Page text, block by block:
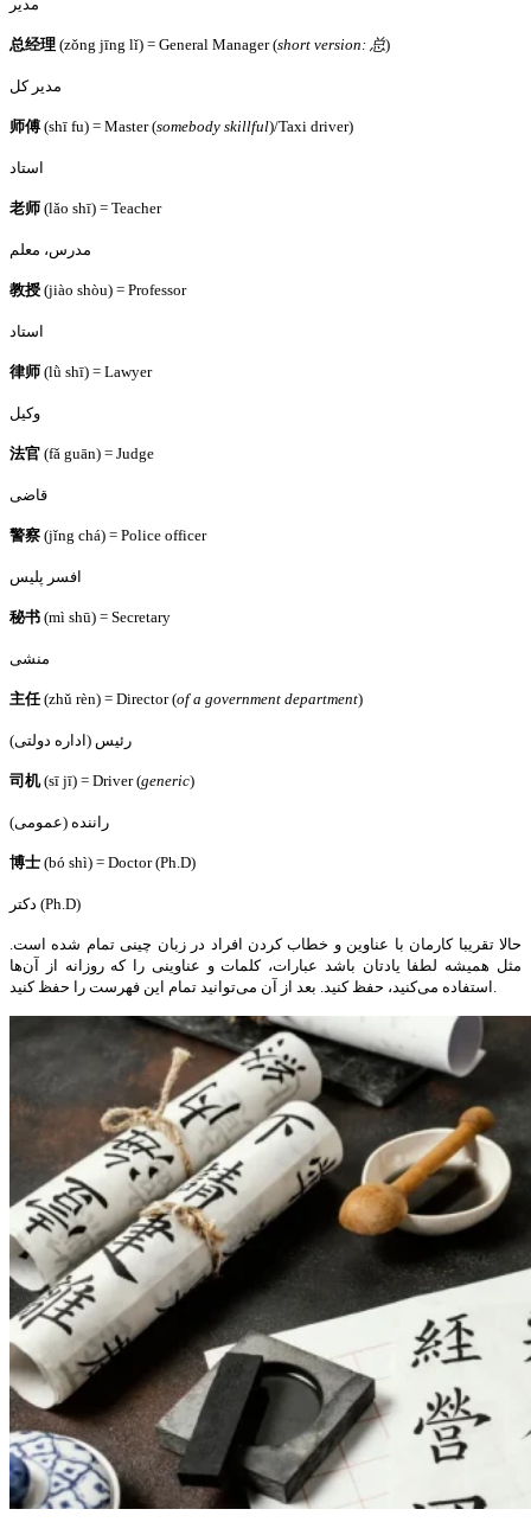
مدیر
总经理 (zǒng jīng lǐ) = General Manager (short version: 总)
مدیر کل
师傅(shī fu) = Master (somebody skillful)/Taxi driver)
استاد
老师 (lǎo shī) = Teacher
مدرس، معلم
教授 (jiào shòu) = Professor
استاد
律师 (lǜ shī) = Lawyer
وکیل
法官 (fǎ guān) = Judge
قاضی
警察 (jǐng chá) = Police officer
افسر پلیس
秘书 (mì shū) = Secretary
منشی
主任(zhǔ rèn) = Director (of a government department)
رئیس (اداره دولتی)
司机(sī jī) = Driver (generic)
راننده (عمومی)
博士 (bó shì) = Doctor (Ph.D)
دکتر (Ph.D)
حالا تقریبا کارمان با عناوین و خطاب کردن افراد در زبان چینی تمام شده است.
مثل همیشه لطفا یادتان باشد عبارات، کلمات و عناوینی را که روزانه از آن‌ها
استفاده می‌کنید، حفظ کنید. بعد از آن می‌توانید تمام این فهرست را حفظ کنید.